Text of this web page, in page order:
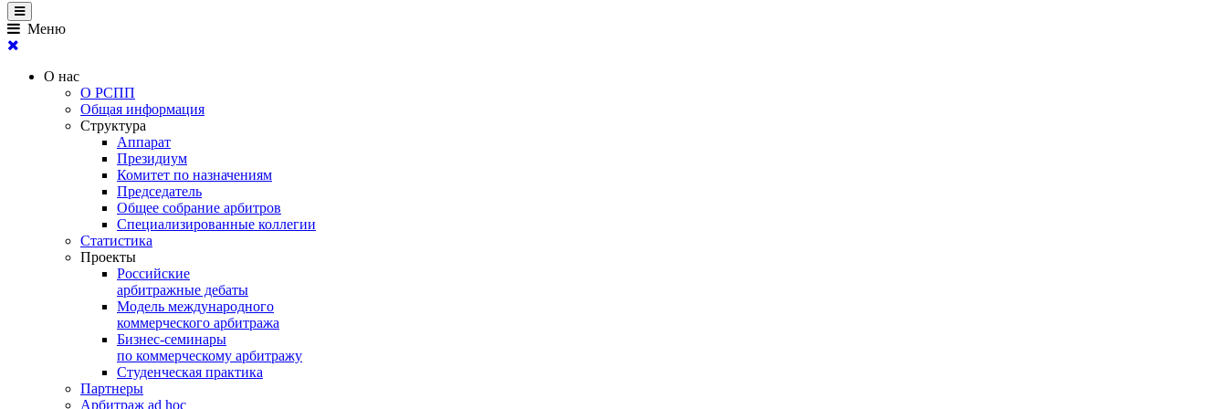
Меню
О нас
О РСПП
Общая информация
Структура
Аппарат
Президиум
Комитет по назначениям
Председатель
Общее собрание арбитров
Специализированные коллегии
Статистика
Проекты
Российские
арбитражные дебаты
Модель международного
коммерческого арбитража
Бизнес-семинары
по коммерческому арбитражу
Студенческая практика
Партнеры
Арбитраж ad hoc